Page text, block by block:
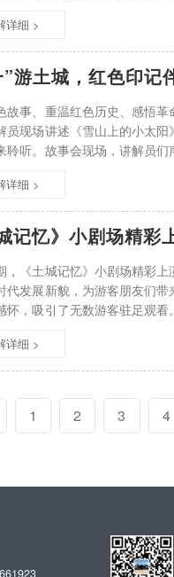
详细 >
”游土城，红色印记
故事、重温红色历史、感悟革
员现场讲述《雪山上的小太
聆听。故事会现场，讲解员
详细 >
记忆》小剧场精彩
，《土城记忆》小剧场精彩
代发展新貌，为游客朋友们
怀，吸引了无数游客驻足观
详细 >
1 2 3 4